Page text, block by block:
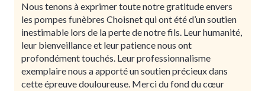
Nous tenons à exprimer toute notre gratitude envers
les pompes funèbres Choisnet qui ont été d’un soutien
inestimable lors de la perte de notre fils. Leur humanité,
leur bienveillance et leur patience nous ont
profondément touchés. Leur professionnalisme
exemplaire nous a apporté un soutien précieux dans
cette épreuve douloureuse. Merci du fond du cœur